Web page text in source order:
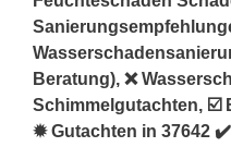
Beratung), ❌
Schimmelgutachten, ☑️
✹ Gutachten in 37642